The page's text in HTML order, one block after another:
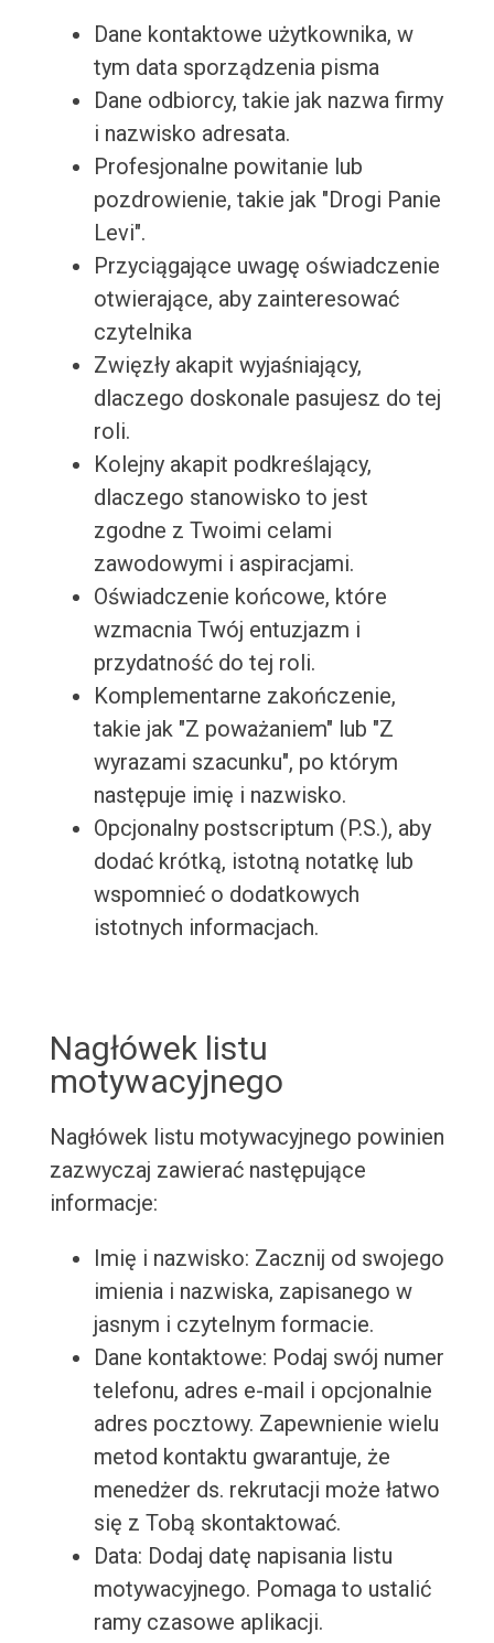
Dane kontaktowe użytkownika, w
tym data sporządzenia pisma
Dane odbiorcy, takie jak nazwa firmy
i nazwisko adresata.
Profesjonalne powitanie lub
pozdrowienie, takie jak "Drogi Panie
Levi".
Przyciągające uwagę oświadczenie
otwierające, aby zainteresować
czytelnika
Zwięzły akapit wyjaśniający,
dlaczego doskonale pasujesz do tej
roli.
Kolejny akapit podkreślający,
dlaczego stanowisko to jest
zgodne z Twoimi celami
zawodowymi i aspiracjami.
Oświadczenie końcowe, które
wzmacnia Twój entuzjazm i
przydatność do tej roli.
Komplementarne zakończenie,
takie jak "Z poważaniem" lub "Z
wyrazami szacunku", po którym
następuje imię i nazwisko.
Opcjonalny postscriptum (P.S.), aby
dodać krótką, istotną notatkę lub
wspomnieć o dodatkowych
istotnych informacjach.
Nagłówek listu
motywacyjnego
Nagłówek listu motywacyjnego powinien
zazwyczaj zawierać następujące
informacje:
Imię i nazwisko: Zacznij od swojego
imienia i nazwiska, zapisanego w
jasnym i czytelnym formacie.
Dane kontaktowe: Podaj swój numer
telefonu, adres e-mail i opcjonalnie
adres pocztowy. Zapewnienie wielu
metod kontaktu gwarantuje, że
menedżer ds. rekrutacji może łatwo
się z Tobą skontaktować.
Data: Dodaj datę napisania listu
motywacyjnego. Pomaga to ustalić
ramy czasowe aplikacji.